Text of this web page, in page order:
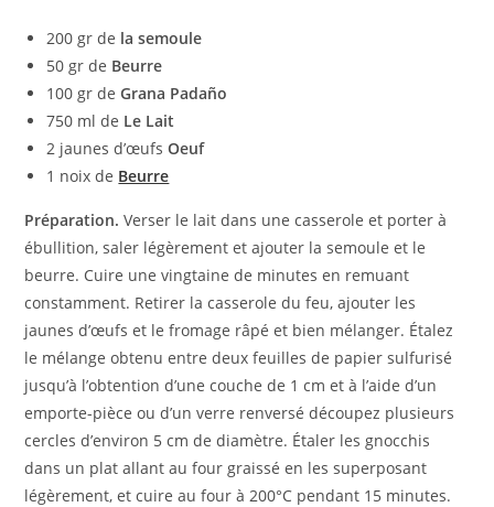
200 gr de la semoule
50 gr de Beurre
100 gr deGrana Padaño
750 ml de Le Lait
2 jaunes d’œufsOeuf
1 noix de Beurre
Préparation.Verser le lait dans une casserole et porter à
ébullition, saler légèrement et ajouter la semoule et le
beurre. Cuire une vingtaine de minutes en remuant
constamment. Retirer la casserole du feu, ajouter les
jaunes d’œufs et le fromage râpé et bien mélanger. Étalez
le mélange obtenu entre deux feuilles de papier sulfurisé
jusqu’à l’obtention d’une couche de 1 cm et à l’aide d’un
emporte-pièce ou d’un verre renversé découpez plusieurs
cercles d’environ 5 cm de diamètre. Étaler les gnocchis
dans un plat allant au four graissé en les superposant
légèrement, et cuire au four à 200°C pendant 15 minutes.